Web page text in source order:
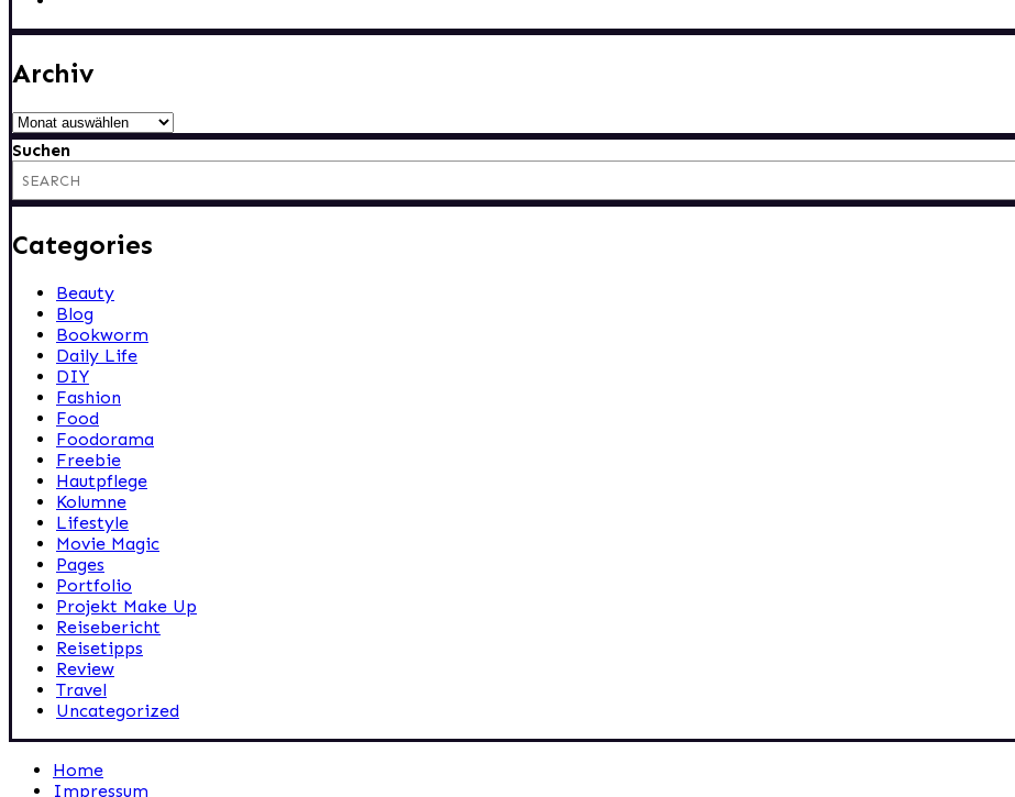
Archiv
Archiv
Suchen
Categories
Beauty
Blog
Bookworm
Daily Life
DIY
Fashion
Food
Foodorama
Freebie
Hautpflege
Kolumne
Lifestyle
Movie Magic
Pages
Portfolio
Projekt Make Up
Reisebericht
Reisetipps
Review
Travel
Uncategorized
Home
Impressum